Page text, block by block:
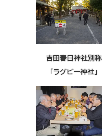
吉田春日神社別称
「ラグビー神社」